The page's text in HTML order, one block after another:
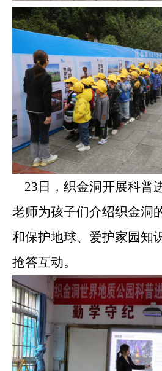
23日，织金洞开展科普
老师为孩子们介绍织金洞
和保护地球、爱护家园知
抢答互动。